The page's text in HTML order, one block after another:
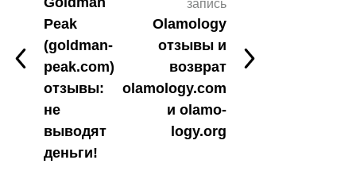
Peak
(goldman-
peak.com)
отзывы:
не
выводят
деньги!
запись
Olamology
отзывы и
возврат
olamology.com
и olamo-
logy.org